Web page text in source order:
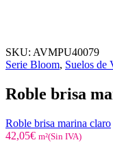
SKU: AVMPU40079
Serie Bloom, Suelos de
Roble brisa
Roble brisa marina claro
42,05€ m²(Sin IVA)